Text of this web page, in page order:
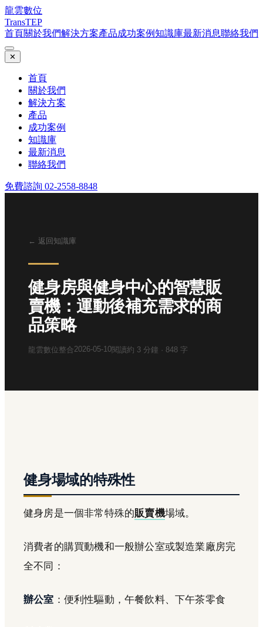
龍雲數位
TransTEP
首頁關於我們解決方案產品成功案例知識庫最新消息聯絡我們
✕
首頁
關於我們
解決方案
產品
成功案例
知識庫
最新消息
聯絡我們
免費諮詢 02-2558-8848
← 返回知識庫
健身房與健身中心的智慧販
賣機：運動後補充需求的商
品策略
龍雲數位整合2026-05-10閱讀約 3 分鐘 · 848 字
健身場域的特殊性
健身房是一個非常特殊的販賣機場域。
消費者的購買動機和一般辦公室或製造業廠房完
全不同：
辦公室 ：便利性驅動，午餐飲料、下午茶零食